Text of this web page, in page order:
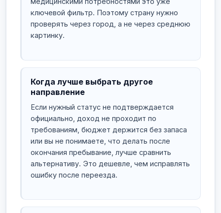
ключевой фильтр. Поэтому страну нужно
проверять через город, а не через среднюю
картинку.
Когда лучше выбрать другое
направление
Если нужный статус не подтверждается
официально, доход не проходит по
требованиям, бюджет держится без запаса
или вы не понимаете, что делать после
окончания пребывание, лучше сравнить
альтернативу. Это дешевле, чем исправлять
ошибку после переезда.